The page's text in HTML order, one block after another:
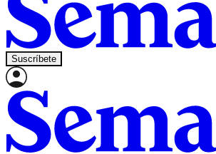
Suscríbete